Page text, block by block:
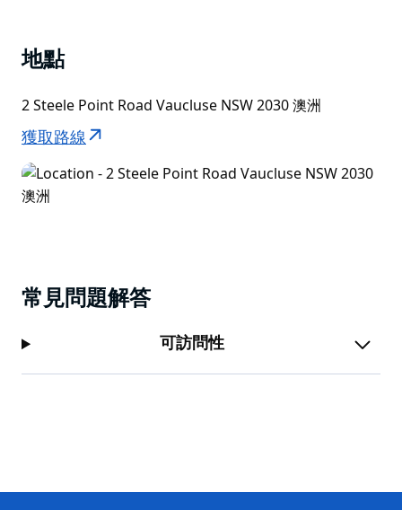
如果您更喜歡在附近遊玩，小屋也配備了浪漫之旅所需的
下時城市燈火璀璨的美景。
地點
2 Steele Point Road Vaucluse NSW 2030 澳洲
獲取路線
常見問題解答
可訪問性